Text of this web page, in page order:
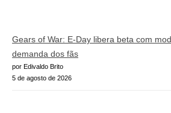
Gears of War: E-Day libera beta com
demanda dos fãs
por Edivaldo Brito
5 de agosto de 2026